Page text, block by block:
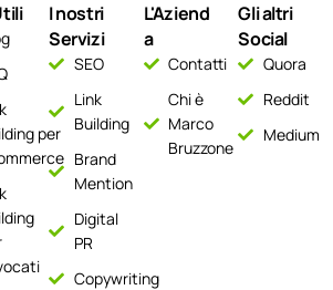
per
I nostri
Servizi
SEO
Link
Building
Brand
Mention
Digital
PR
Copywriting
L'Aziend
a
Contatti
Chi è
Marco
Bruzzone
Gli altri
Social
Quora
Reddit
Medium